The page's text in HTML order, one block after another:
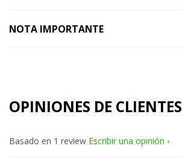
NOTA IMPORTANTE
OPINIONES DE CLIENTES
Basado en 1 review Escribir una opinión